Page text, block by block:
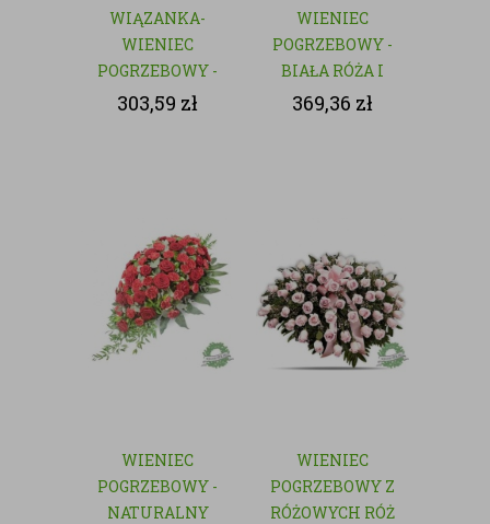
WIĄZANKA-
WIENIEC
POGRZEBOWY -
NATURALNY
303,59 zł
WIENIEC
POGRZEBOWY -
BIAŁA RÓŻA I
GOŹDZIK
369,36 zł
WIENIEC
POGRZEBOWY -
NATURALNY
WIENIEC
POGRZEBOWY Z
RÓŻOWYCH RÓŻ